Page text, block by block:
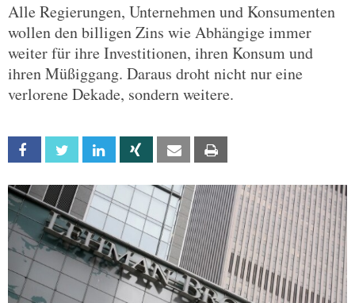
Alle Regierungen, Unternehmen und Konsumenten
wollen den billigen Zins wie Abhängige immer
weiter für ihre Investitionen, ihren Konsum und
ihren Müßiggang. Daraus droht nicht nur eine
verlorene Dekade, sondern weitere.
Facebook Twitter Linkedin Xing Email